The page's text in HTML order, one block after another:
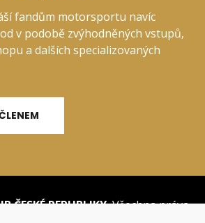
fandům motorsportu navíc
v podobě zvýhodněných vstupů,
a dalších specializovaných
ČESKÉ REPUBLIKY, Všechna práva